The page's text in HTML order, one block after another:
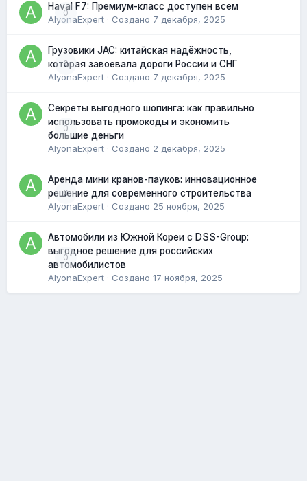
0
Haval F7: Премиум-класс доступен всем
AlyonaExpert · Создано 7 декабря, 2025
0
Грузовики JAC: китайская надёжность,
которая завоевала дороги России и СНГ
AlyonaExpert · Создано 7 декабря, 2025
0
Секреты выгодного шопинга: как правильно
использовать промокоды и экономить
большие деньги
AlyonaExpert · Создано 2 декабря, 2025
0
Аренда мини кранов-пауков: инновационное
решение для современного строительства
AlyonaExpert · Создано 25 ноября, 2025
0
Автомобили из Южной Кореи с DSS-Group:
выгодное решение для российских
автомобилистов
AlyonaExpert · Создано 17 ноября, 2025